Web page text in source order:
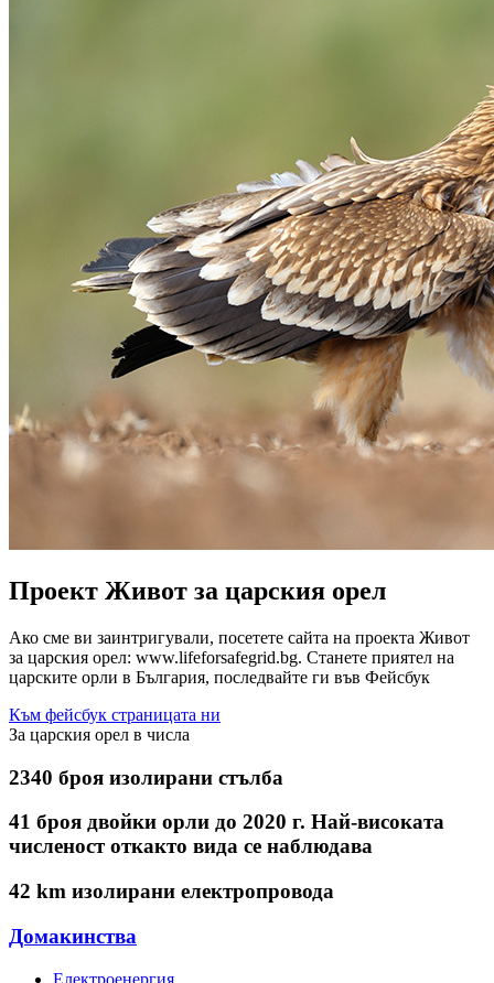
Проект Живот за царския орел
Ако сме ви заинтригували, посетете сайта на проекта Живот
за царския орел: www.lifeforsafegrid.bg. Станете приятел на
царските орли в България, последвайте ги във Фейсбук
Към фейсбук страницата ни
За царския орел в числа
2340 броя изолирани стълба
41 броя двойки орли до 2020 г. Най-високата
численост откакто вида се наблюдава
42 km изолирани електропровода
Домакинства
Електроенергия